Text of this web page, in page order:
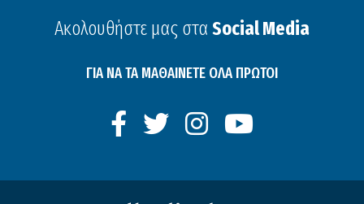
Ακολουθήστε μας στα Social Media
ΓΙΑ ΝΑ ΤΑ ΜΑΘΑΙΝΕΤΕ ΟΛΑ ΠΡΩΤΟΙ